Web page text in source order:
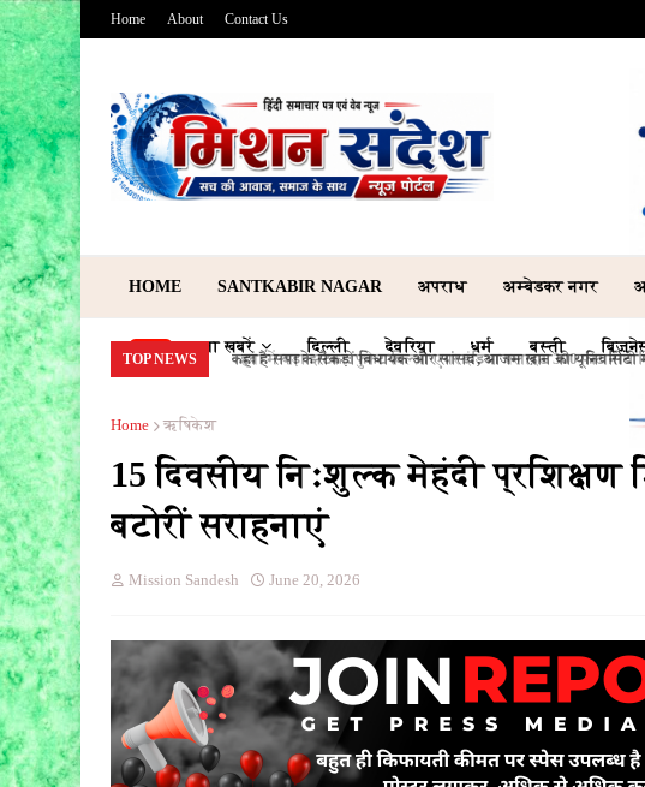
Home About Contact Us
HOME SANTKABIR NAGAR अपराध अम्बेडकर नगर
ताजा खबरें दिल्ली देवरिया धर्म बस्ती
TOP NEWS कहां हैं सपा के सैकड़ों विधायक और सांसद, आजम ख़ान की यूनिवर्सिटी
Home ऋषिकेश
15 दिवसीय निःशुल्क मेहंदी
बटोरीं सराहनाएं
Mission Sandesh June 20, 2026